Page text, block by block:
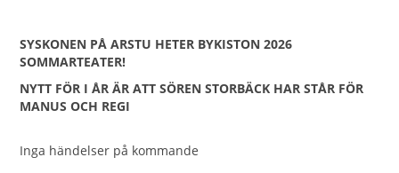
SYSKONEN PÅ ARSTU HETER BYKISTON 2026
SOMMARTEATER!
NYTT FÖR I ÅR ÄR ATT SÖREN STORBÄCK HAR STÅR FÖR
MANUS OCH REGI
Inga händelser på kommande